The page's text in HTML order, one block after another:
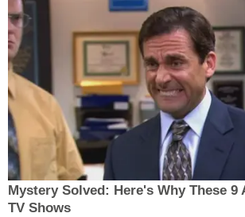
Mystery Solved: Here's Why These
TV Shows